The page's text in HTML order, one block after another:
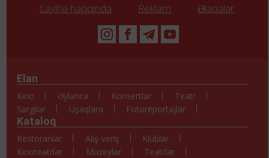
Layihə haqqında Reklam Əlaqələr
Elan
Kino Əyləncə Konsertlər
Teatr
Sərgilər
Uşaqlara Fotoreportajlar
Kataloq
Restoranlar Alış-veriş
Klublar
Kinoteatrlar
Muzeylər
Teatrlar